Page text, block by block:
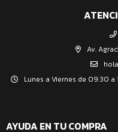
Av.
Lunes a Viernes de 09:30
AYUDA EN TU COMPRA